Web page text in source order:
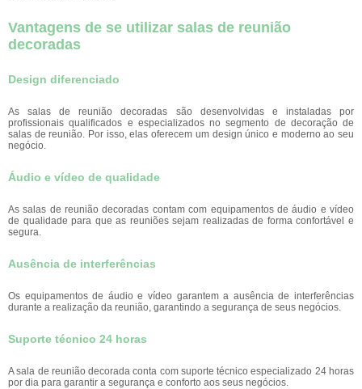
Vantagens de se utilizar salas de reunião
decoradas
Design diferenciado
As salas de reunião decoradas são desenvolvidas e instaladas por
profissionais qualificados e especializados no segmento de decoração de
salas de reunião. Por isso, elas oferecem um design único e moderno ao seu
negócio.
Áudio e vídeo de qualidade
As salas de reunião decoradas contam com equipamentos de áudio e vídeo
de qualidade para que as reuniões sejam realizadas de forma confortável e
segura.
Ausência de interferências
Os equipamentos de áudio e vídeo garantem a ausência de interferências
durante a realização da reunião, garantindo a segurança de seus negócios.
Suporte técnico 24 horas
A sala de reunião decorada conta com suporte técnico especializado 24 horas
por dia para garantir a segurança e conforto aos seus negócios.